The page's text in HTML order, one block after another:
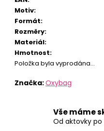
Motiv:
Formát:
Rozměry:
Materiál:
Hmotnost:
Položka byla vyprodána…
Značka:Oxybag
Vše máme
Od aktovky po
KŘEČEK
24
Kč